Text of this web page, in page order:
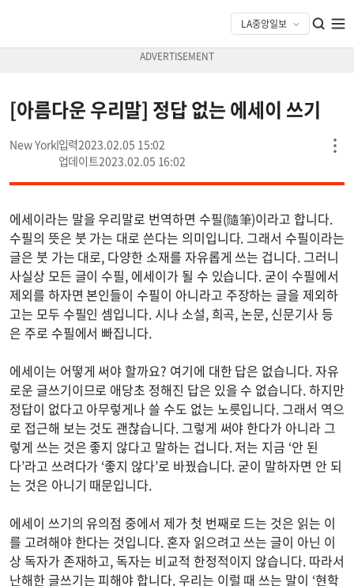
[아름다운 우리말] 정답 없는 에세이 쓰기
New York
2023.02.05 15:02
2023.02.05 16:02
에세이라는 말을 우리말로 번역하면 수필(隨筆)이라고 합니다.
수필의 뜻은 붓 가는 대로 쓴다는 의미입니다. 그래서 수필이라는
글은 붓 가는 대로, 다양한 소재를 자유롭게 쓰는 겁니다. 그러니
사실상 모든 글이 수필, 에세이가 될 수 있습니다. 굳이 수필에서
제외를 하자면 본인들이 수필이 아니라고 주장하는 글을 제외하
고는 모두 수필인 셈입니다. 시나 소설, 희곡, 논문, 신문기사 등
은 주로 수필에서 빠집니다.
에세이는 어떻게 써야 할까요? 여기에 대한 답은 없습니다. 자유
로운 글쓰기이므로 애당초 정해진 답은 있을 수 없습니다. 하지만
정답이 없다고 아무렇게나 쓸 수도 없는 노릇입니다. 그래서 역으
로 접근해 보는 것도 괜찮습니다. 그렇게 써야 한다가 아니라 그
렇게 쓰는 것은 좋지 않다고 말하는 겁니다. 저는 지금 ‘안 된
다’라고 쓰려다가 ‘좋지 않다’로 바꿨습니다. 굳이 말하자면 안 되
는 것은 아니기 때문입니다.
에세이 쓰기의 유의점 중에서 제가 첫 번째로 드는 것은 읽는 이
를 고려해야 한다는 것입니다. 혼자 읽으려고 쓰는 글이 아닌 이
상 독자가 존재하고, 독자는 비교적 한정적이지 않습니다. 따라서
난해한 글쓰기는 피해야 합니다. 우리는 이럴 때 쓰는 말이 ‘현학